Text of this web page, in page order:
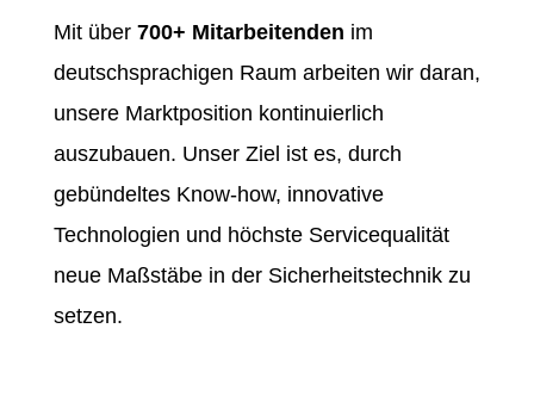
Mit über 700+ Mitarbeitenden im
deutschsprachigen Raum arbeiten wir daran,
unsere Marktposition kontinuierlich
auszubauen. Unser Ziel ist es, durch
gebündeltes Know-how, innovative
Technologien und höchste Servicequalität
neue Maßstäbe in der Sicherheitstechnik zu
setzen.